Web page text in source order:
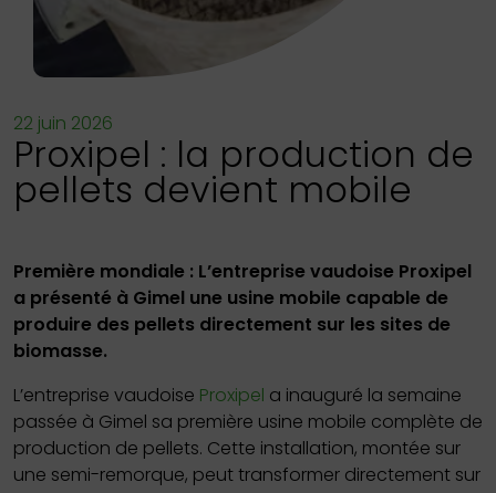
22 juin 2026
Proxipel : la production de
pellets devient mobile
Première mondiale : L’entreprise vaudoise Proxipel
a présenté à Gimel une usine mobile capable de
produire des pellets directement sur les sites de
biomasse.
L’entreprise vaudoise Proxipel a inauguré la semaine
passée à Gimel sa première usine mobile complète de
production de pellets. Cette installation, montée sur
une semi-remorque, peut transformer directement sur